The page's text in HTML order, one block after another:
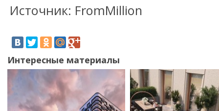
Источник: FromMillion
Интересные материалы